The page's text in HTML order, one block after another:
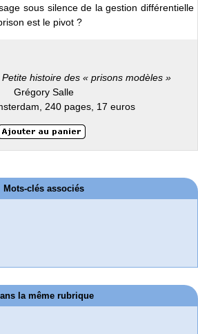
sous silence de la gestion différentielle
est le pivot ?
Petite histoire des « prisons modèles »
Grégory Salle
240 pages, 17 euros
Mots-clés associés
la même rubrique